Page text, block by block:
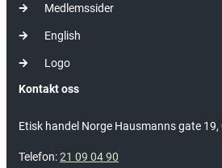
Medlemssider
English
Logo
Kontakt oss
Etisk handel Norge Hausmanns gate 19,
Telefon:21 09 04 90